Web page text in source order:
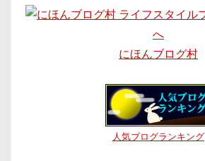
にほんブログ村
人気ブログランキング